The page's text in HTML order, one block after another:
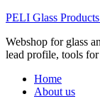
PELI Glass
Webshop for glass
lead profile, tools for
Home
About us